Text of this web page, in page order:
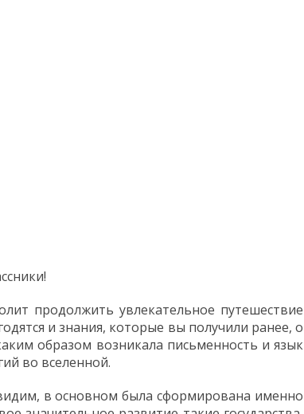
продолжить увлекательное путешествие
и знания, которые вы получили ранее, о
образом возникала письменность и язык
во вселенной.
в основном была сформирована именно